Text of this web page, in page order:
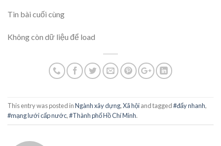
Tin bài cuối cùng
Không còn dữ liệu để load
This entry was posted inNgành xây dựng,Xã hộiand tagged#đẩy nhanh,
#mạng lưới cấp nước,#Thành phố Hồ Chí Minh.